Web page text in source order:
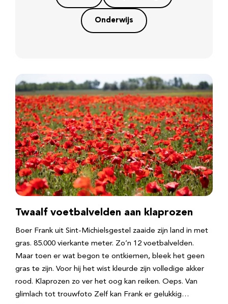
Onderwijs
Twaalf voetbalvelden aan klaprozen
Boer Frank uit Sint-Michielsgestel zaaide zijn land in met
gras. 85.000 vierkante meter. Zo’n 12 voetbalvelden.
Maar toen er wat begon te ontkiemen, bleek het geen
gras te zijn. Voor hij het wist kleurde zijn volledige akker
rood. Klaprozen zo ver het oog kan reiken. Oeps. Van
glimlach tot trouwfoto Zelf kan Frank er gelukkig…